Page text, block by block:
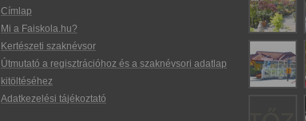
Címlap
Mi a Faiskola.hu?
Kertészeti szaknévsor
Útmutató a regisztrációhoz és a szaknévsori adatlap
kitöltéséhez
Adatkezelési tájékoztató